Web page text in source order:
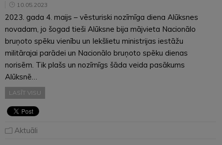
10.05.2023
2023. gada 4. maijs – vēsturiski nozīmīga diena Alūksnes
novadam, jo šogad tieši Alūksne bija mājvieta Nacionālo
bruņoto spēku vienību un Iekšlietu ministrijas iestāžu
militārajai parādei un Nacionālo bruņoto spēku dienas
norisēm. Tik plašs un nozīmīgs šāda veida pasākums
Alūksnē…
LASĪT VISU
Aktuāli